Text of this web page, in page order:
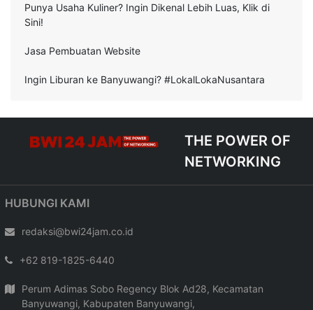
Punya Usaha Kuliner? Ingin Dikenal Lebih Luas, Klik di
Sini!
Jasa Pembuatan Website
Ingin Liburan ke Banyuwangi? #LokalLokaNusantara
THE POWER OF
NETWORKING
HUBUNGI KAMI
redaksi@bwi24jam.co.id
+62 819-1825-6440
Perum Adimas Sobo Regency Blok Ad28, Kecamatan
Banyuwangi, Kabupaten Banyuwangi,